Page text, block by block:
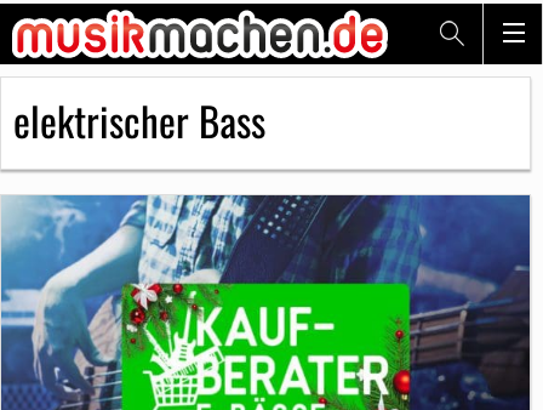
elektrischer Bass